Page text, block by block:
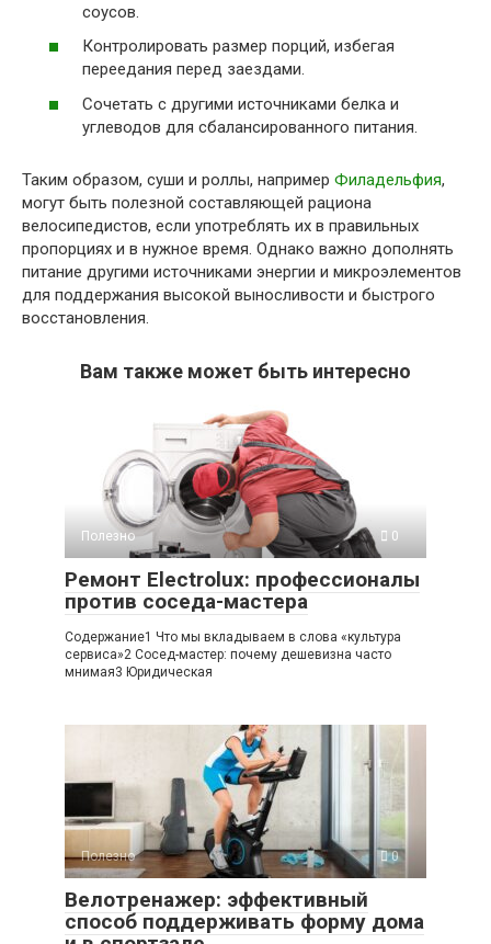
соусов.
Контролировать размер порций, избегая
переедания перед заездами.
Сочетать с другими источниками белка и
углеводов для сбалансированного питания.
Таким образом, суши и роллы, например Филадельфия,
могут быть полезной составляющей рациона
велосипедистов, если употреблять их в правильных
пропорциях и в нужное время. Однако важно дополнять
питание другими источниками энергии и микроэлементов
для поддержания высокой выносливости и быстрого
восстановления.
Вам также может быть интересно
Полезно 0
Ремонт Electrolux: профессионалы
против соседа-мастера
Содержание1 Что мы вкладываем в слова «культура
сервиса»2 Сосед-мастер: почему дешевизна часто
мнимая3 Юридическая
Полезно 0
Велотренажер: эффективный
способ поддерживать форму дома